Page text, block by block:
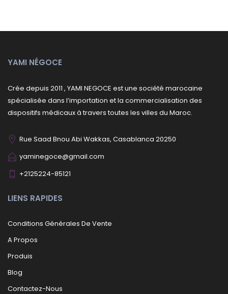
YAMI NÉGOCE
Crée depuis 2011 , YAMI NEGOCE est une société marocaine
spécialisée dans l’importation et la commercialisation des
dispositifs médicaux à travers toutes les villes du Maroc.
Rue Saad Bnou Abi Wakkas, Casablanca 20250
yaminegoce@gmail.com
+2125224-85121
LIENS RAPIDES
Conditions Générales De Vente
A Propos
Produis
Blog
Contactez-Nous